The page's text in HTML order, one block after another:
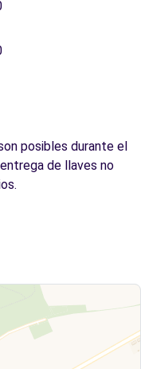
posibles durante el
de llaves no